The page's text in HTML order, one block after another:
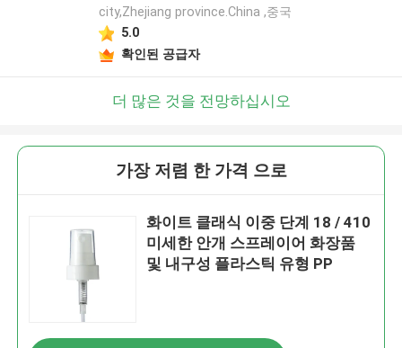
city,Zhejiang province.China ,중국
5.0
확인된 공급자
더 많은 것을 전망하십시오
가장 저렴 한 가격 으로
화이트 클래식 이중 단계 18 / 410
미세한 안개 스프레이어 화장품
및 내구성 플라스틱 유형 PP